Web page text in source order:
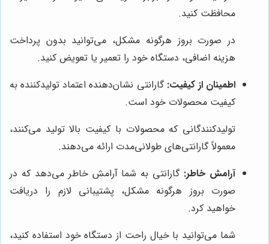
محافظت کنید.
در صورت بروز هرگونه مشکل، می‌توانید بدون پرداخت
هزینه اضافی، دستگاه خود را تعمیر یا تعویض کنید.
اطمینان از کیفیت: گارانتی نشان‌دهنده اعتماد تولیدکننده به
کیفیت محصولات خود است.
تولیدکنندگانی که محصولات با کیفیت بالا تولید می‌کنند،
معمولاً گارانتی‌های طولانی‌مدت ارائه می‌دهند.
آرامش خاطر: گارانتی به شما آرامش خاطر می‌دهد که در
صورت بروز هرگونه مشکل، پشتیبانی لازم را دریافت
خواهید کرد.
شما می‌توانید با خیال راحت از دستگاه خود استفاده کنید،